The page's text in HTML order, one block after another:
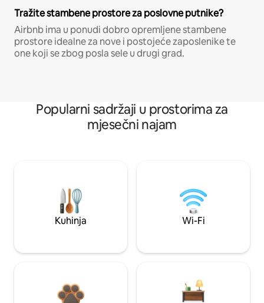
Tražite stambene prostore za poslovne putnike?
Airbnb ima u ponudi dobro opremljene stambene
prostore idealne za nove i postojeće zaposlenike te
one koji se zbog posla sele u drugi grad.
Popularni sadržaji u prostorima za
mjesečni najam
Kuhinja Wi-Fi